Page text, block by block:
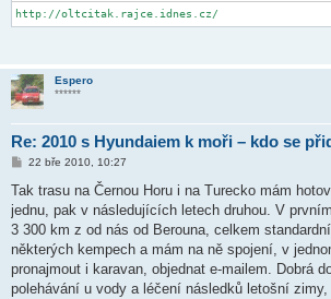
http://oltcitak.rajce.idnes.cz/
Espero
******
Re: 2010 s Hyundaiem k moři – kdo se
P
í
p
ě
e
k
22 bře 2010, 10:27
Tak trasu na Černou Horu i na Turecko mám
jednu, pak v následujících letech druhou. V
3 300 km z od nás od Berouna, celkem
některých kempech a mám na ně spojení, v
pronajmout i karavan, objednat e-mailem. Dobrá
polehávání u vody a léčení následků letošní